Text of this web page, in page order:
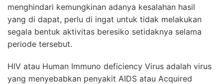
menghindari kemungkinan adanya kesalahan hasil
yang di dapat, perlu di ingat untuk tidak melakukan
segala bentuk aktivitas beresiko setidaknya selama
periode tersebut.
HIV atau Human Immuno deficiency Virus adalah virus
yang menyebabkan penyakit AIDS atau Acquired